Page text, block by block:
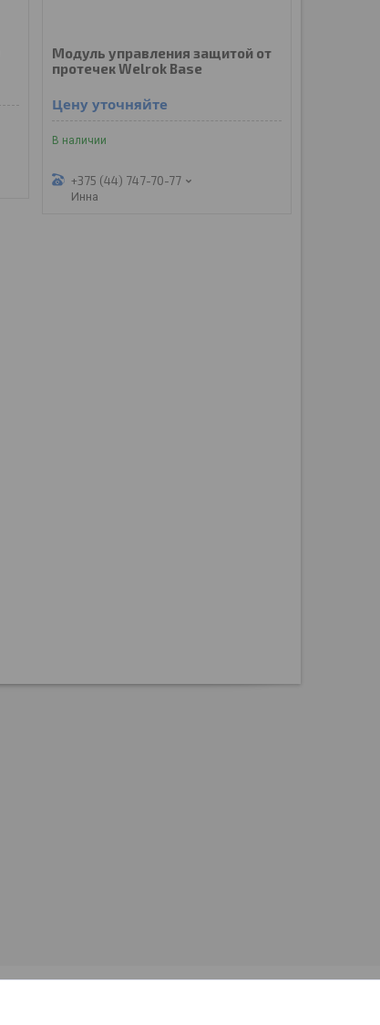
Модуль управления защитой от
протечек Welrok Base
Цену уточняйте
В наличии
+375 (44) 747-70-77
Инна